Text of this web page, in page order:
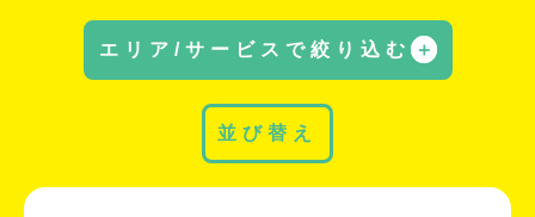
エリア/サービスで絞り込む ＋
並び替え